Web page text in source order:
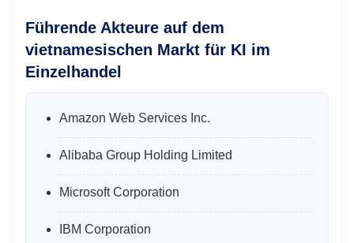
Führende Akteure auf dem
vietnamesischen Markt für KI im
Einzelhandel
Amazon Web Services Inc.
Alibaba Group Holding Limited
Microsoft Corporation
IBM Corporation